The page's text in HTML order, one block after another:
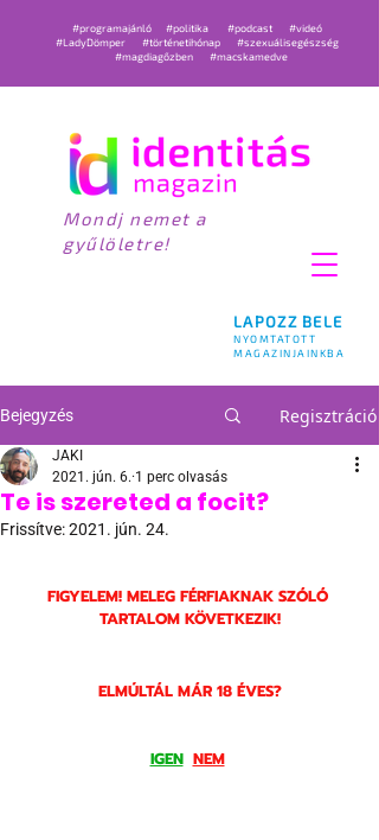
LAPOZZ BELE
NYOMTATOTT
MAGAZINJAINKBA
#programajánló #politika #podcast
#videó
#LadyDömper
#történetihónap
#szexuálisegészség
#magdiagőzben
#macskamedve
Mondj nemet a
gyűlöletre!
Bejegyzés Regisztráció
Te is szereted a focit?
JAKI
2021. jún. 6. 1 perc olvasás
Frissítve:2021. jún. 24.
FIGYELEM! MELEG FÉRFIAKNAK SZÓLÓ
TARTALOM KÖVETKEZIK!
ELMÚLTÁL MÁR 18 ÉVES?
IGEN NEM